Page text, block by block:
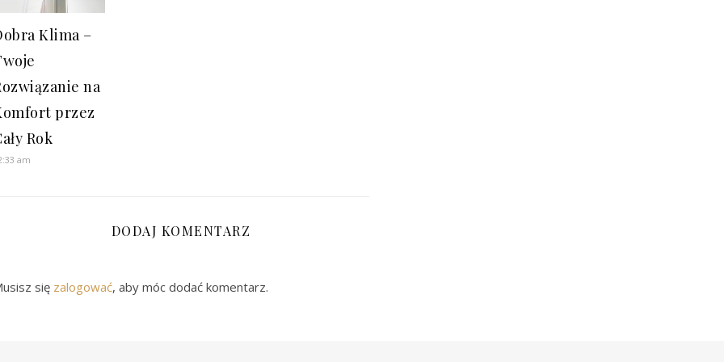
Klima –
na
przez
Rok
am
DODAJ KOMENTARZ
się zalogować, aby móc dodać komentarz.